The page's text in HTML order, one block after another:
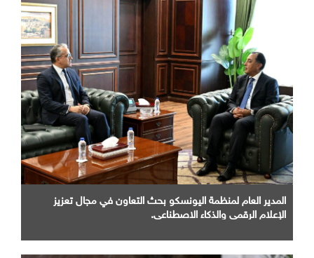
المدير العام لمنظمة اليونسكو بحث التعاون في مجال تعزيز
الإعلام الرقمي والذكاء الاصطناعي.